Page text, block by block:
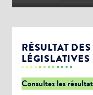
RÉSULTAT
LÉGISLATIVES
Consultez les